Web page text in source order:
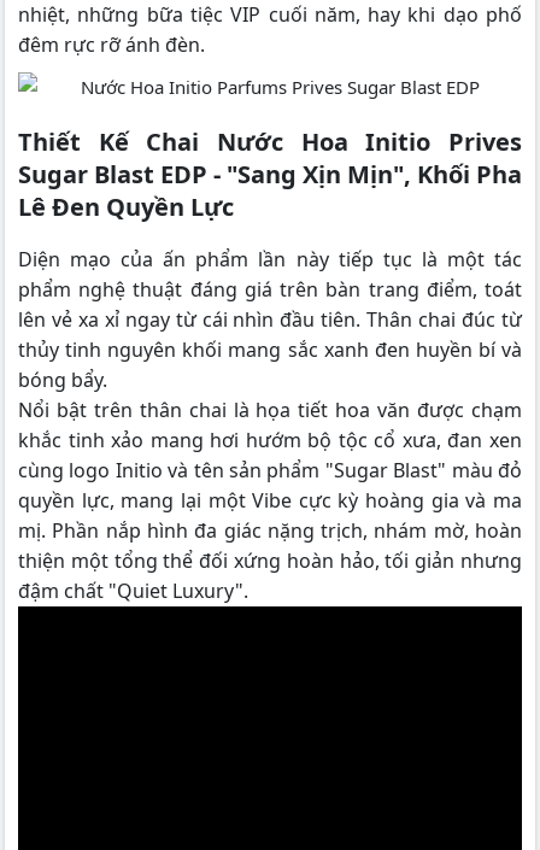
nhiệt, những bữa tiệc VIP cuối năm, hay khi dạo phố
đêm rực rỡ ánh đèn.
Thiết Kế Chai Nước Hoa Initio Prives
Sugar Blast EDP - "Sang Xịn Mịn", Khối Pha
Lê Đen Quyền Lực
Diện mạo của ấn phẩm lần này tiếp tục là một tác
phẩm nghệ thuật đáng giá trên bàn trang điểm, toát
lên vẻ xa xỉ ngay từ cái nhìn đầu tiên. Thân chai đúc từ
thủy tinh nguyên khối mang sắc xanh đen huyền bí và
bóng bẩy.
Nổi bật trên thân chai là họa tiết hoa văn được chạm
khắc tinh xảo mang hơi hướm bộ tộc cổ xưa, đan xen
cùng logo Initio và tên sản phẩm "Sugar Blast" màu đỏ
quyền lực, mang lại một Vibe cực kỳ hoàng gia và ma
mị. Phần nắp hình đa giác nặng trịch, nhám mờ, hoàn
thiện một tổng thể đối xứng hoàn hảo, tối giản nhưng
đậm chất "Quiet Luxury".